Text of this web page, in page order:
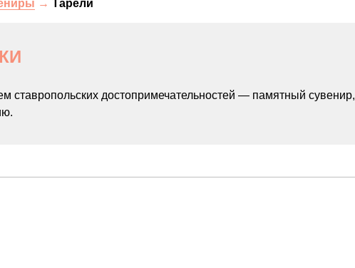
→ Тарели
ставропольских достопримечательностей — памятный сувенир,